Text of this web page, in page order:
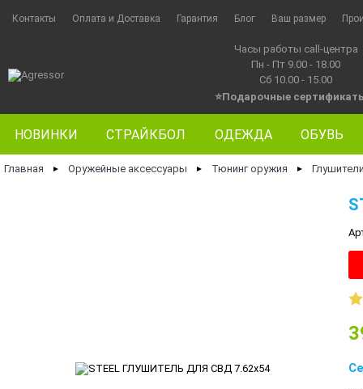
Контакты Оплата и Доставка Гарантия Блог Ваш размер
Часы работы call-центра
Пн - Пт 9.00 - 18.00
Сб 10.00 - 15.00
⭐Подарочные
НОВИНКИ СТРАЙКБОЛ ОДЕЖДА ОБУВЬ
Главная ► Оружейные аксессуары ► Тюнинг оружия ►